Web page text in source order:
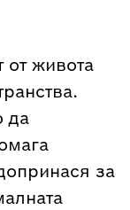
от живота
да
за